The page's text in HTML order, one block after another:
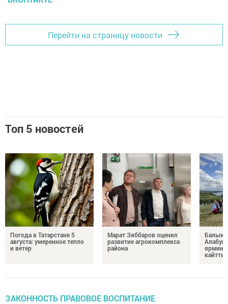
Перейти на страницу новости
Топ 5 новостей
Погода в Татарстане 5
августа: умеренное тепло
и ветер
Марат Зяббаров оценил
развитие агрокомплекса
района
ЗАКОННОСТЬ ПРАВОВОЕ ВОСПИТАНИЕ